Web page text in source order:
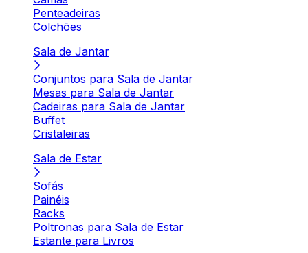
Penteadeiras
Colchões
Sala de Jantar
Conjuntos para Sala de Jantar
Mesas para Sala de Jantar
Cadeiras para Sala de Jantar
Buffet
Cristaleiras
Sala de Estar
Sofás
Painéis
Racks
Poltronas para Sala de Estar
Estante para Livros